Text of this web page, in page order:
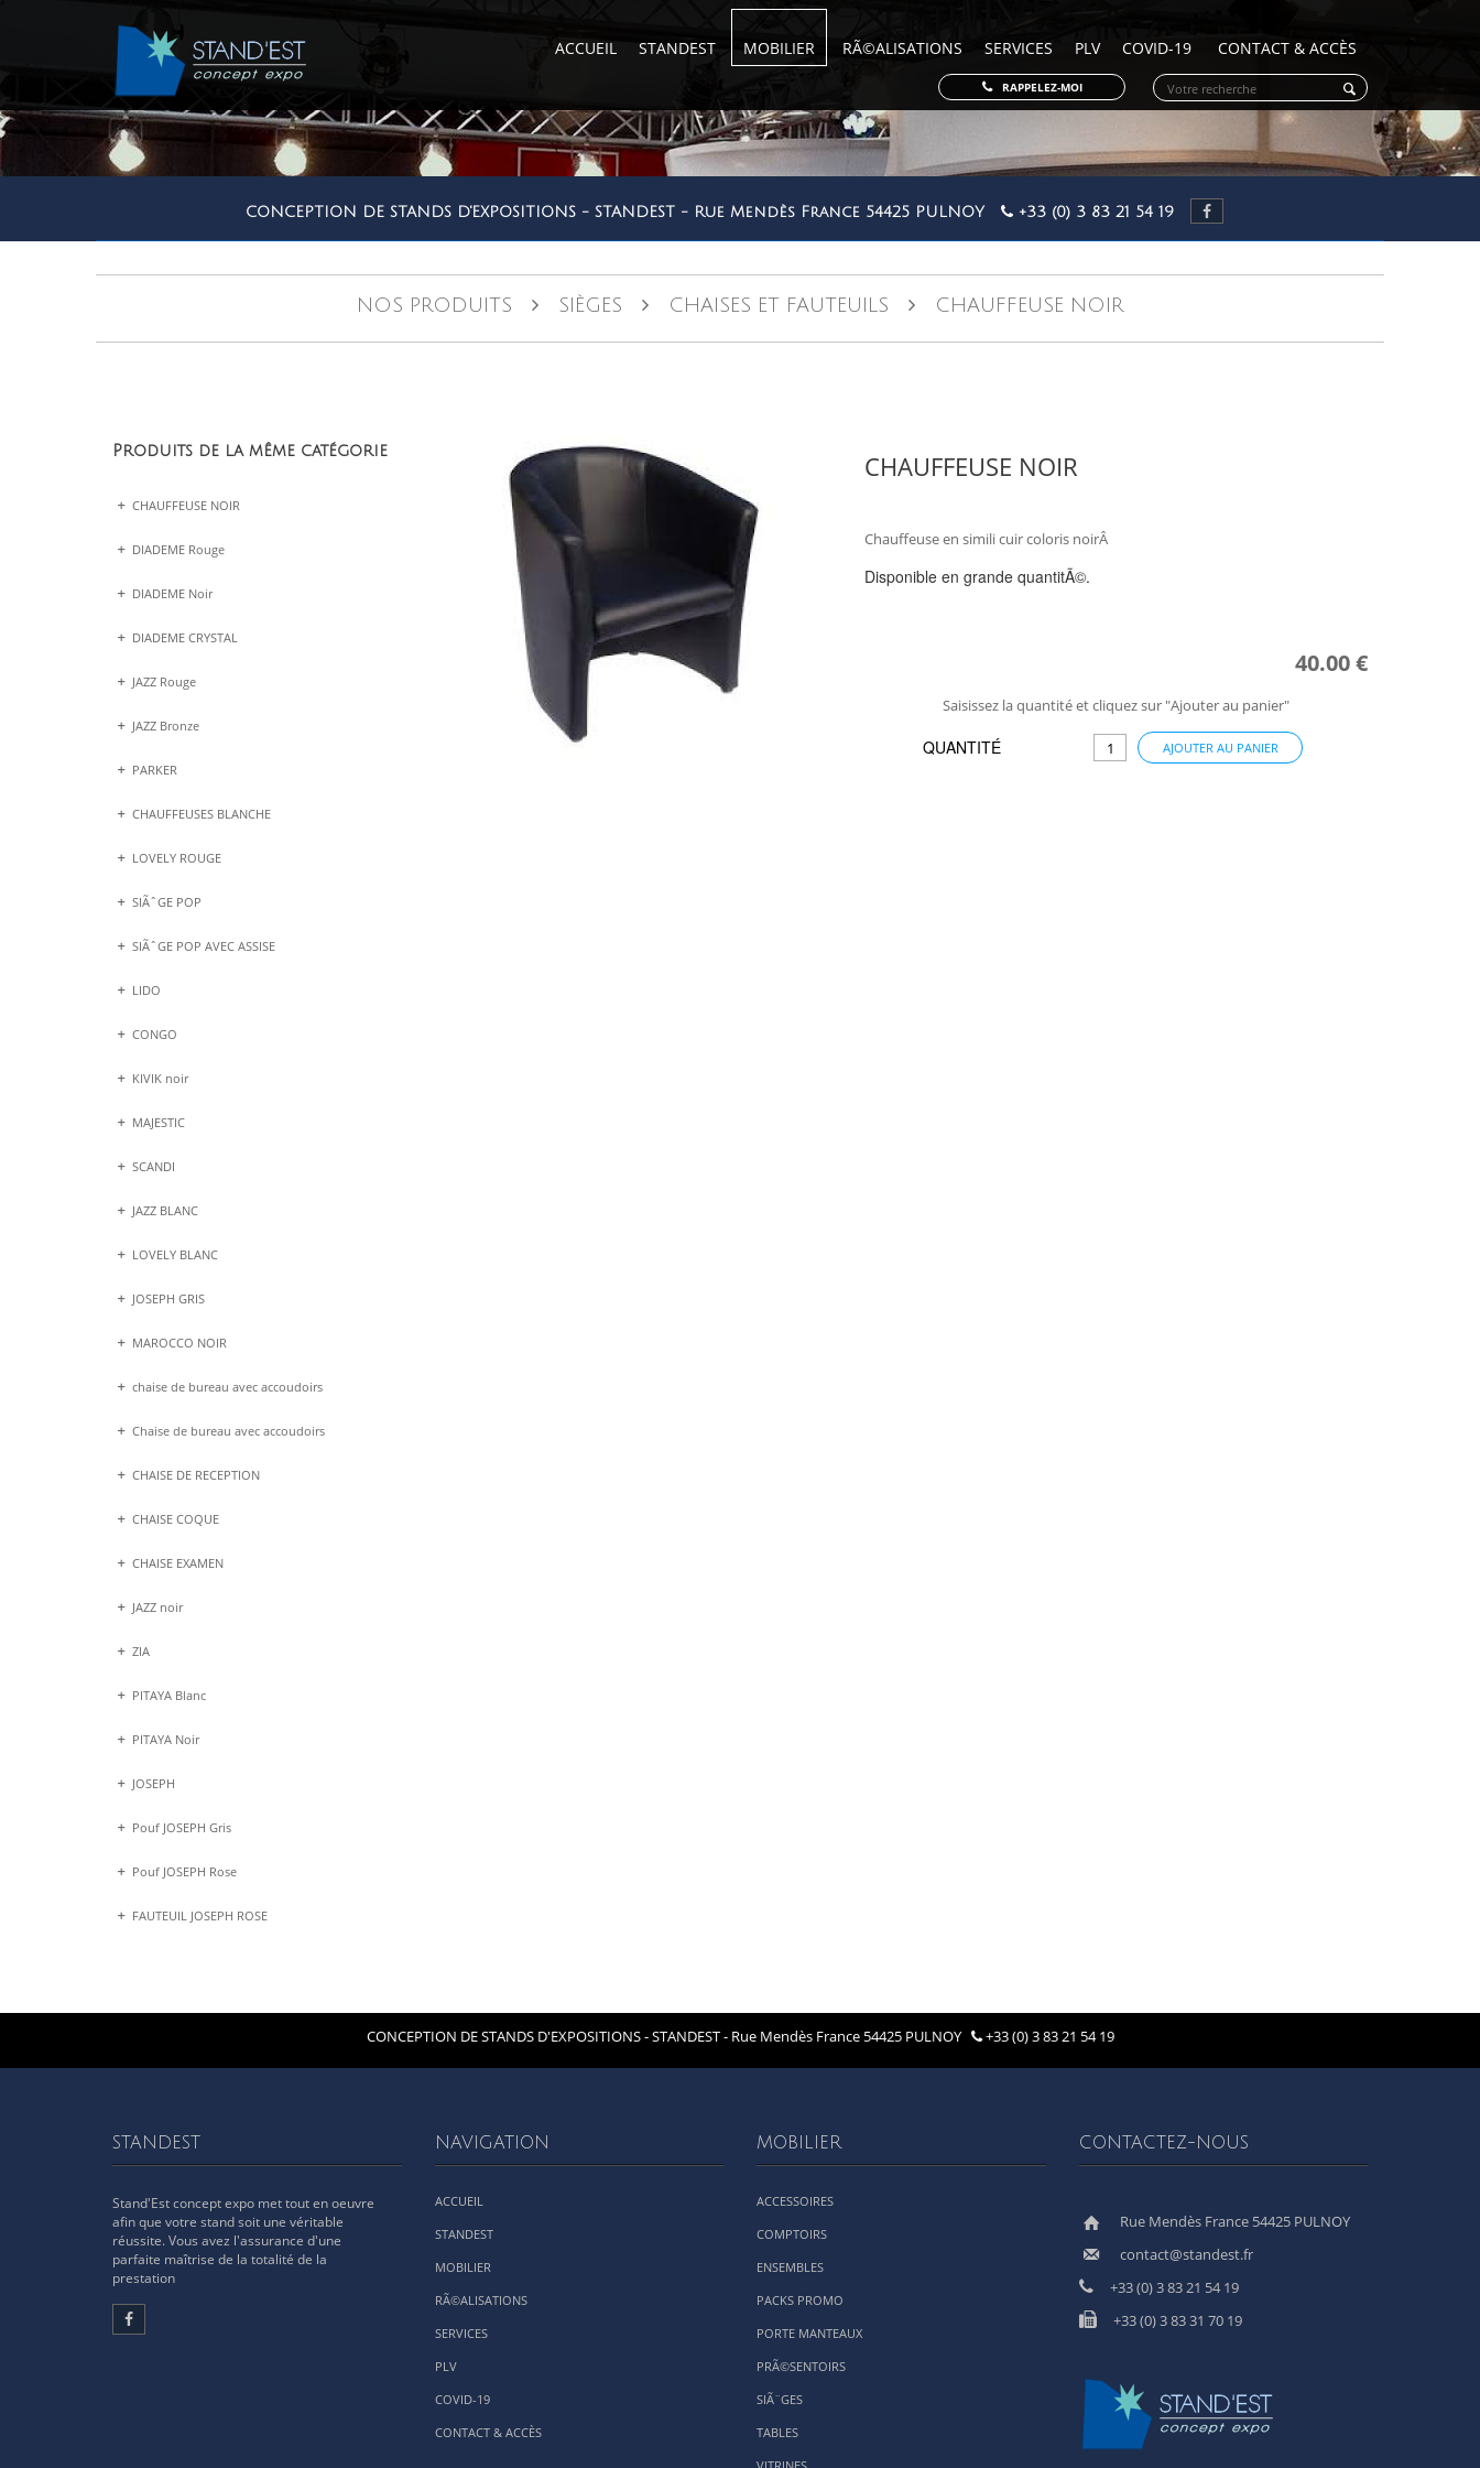
ACCUEIL STANDEST MOBILIER RÃ©ALISATIONS SERVICES PLV COVID-19 CONTACT & ACCÈS
RAPPELEZ-MOI
CONCEPTION DE STANDS D'EXPOSITIONS - STANDEST - Rue Mendès France 54425 PULNOY +33 (0) 3 83 21 54 19
NOS PRODUITS SIÈGES CHAISES ET FAUTEUILS CHAUFFEUSE NOIR
Produits de la même catégorie
CHAUFFEUSE NOIR
DIADEME Rouge
DIADEME Noir
DIADEME CRYSTAL
JAZZ Rouge
JAZZ Bronze
PARKER
CHAUFFEUSES BLANCHE
LOVELY ROUGE
SIÃˆGE POP
SIÃˆGE POP AVEC ASSISE
LIDO
CONGO
KIVIK noir
MAJESTIC
SCANDI
JAZZ BLANC
LOVELY BLANC
JOSEPH GRIS
MAROCCO NOIR
chaise de bureau avec accoudoirs
Chaise de bureau avec accoudoirs
CHAISE DE RECEPTION
CHAISE COQUE
CHAISE EXAMEN
JAZZ noir
ZIA
PITAYA Blanc
PITAYA Noir
JOSEPH
Pouf JOSEPH Gris
Pouf JOSEPH Rose
FAUTEUIL JOSEPH ROSE
CHAUFFEUSE NOIR
Chauffeuse en simili cuir coloris noirÂ
Disponible en grande quantitÃ©.
40.00 €
Saisissez la quantité et cliquez sur "Ajouter au panier"
QUANTITÉ AJOUTER AU PANIER
CONCEPTION DE STANDS D'EXPOSITIONS - STANDEST - Rue Mendès France 54425 PULNOY +33 (0) 3 83 21 54 19
STANDEST
Stand'Est concept expo met tout en oeuvre
afin que votre stand soit une véritable
réussite. Vous avez l'assurance d'une
parfaite maîtrise de la totalité de la
prestation
NAVIGATION
ACCUEIL
STANDEST
MOBILIER
RÃ©ALISATIONS
SERVICES
PLV
COVID-19
CONTACT & ACCÈS
MOBILIER
ACCESSOIRES
COMPTOIRS
ENSEMBLES
PACKS PROMO
PORTE MANTEAUX
PRÃ©SENTOIRS
SIÃ¨GES
TABLES
CONTACTEZ-NOUS
Rue Mendès France 54425 PULNOY
contact@standest.fr
+33 (0) 3 83 21 54 19
+33 (0) 3 83 31 70 19